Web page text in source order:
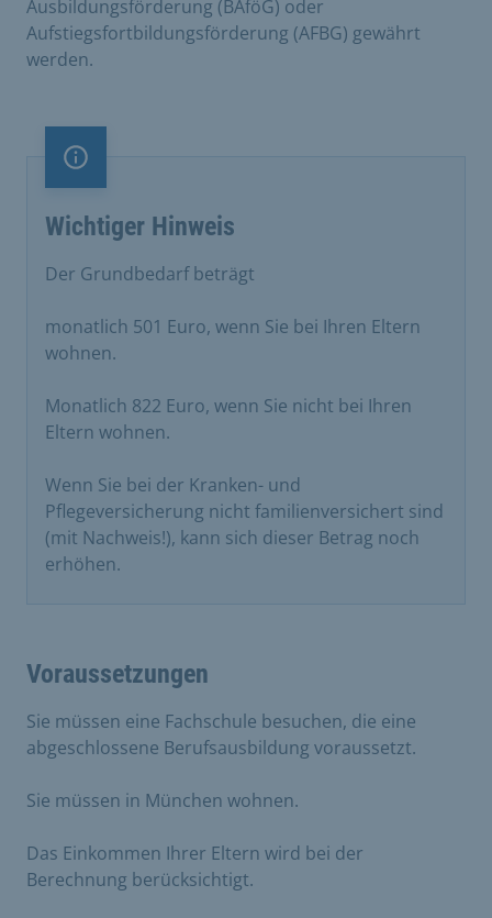
Ausbildungsförderung (BAföG) oder
Aufstiegsfortbildungsförderung (AFBG) gewährt
werden.
Information
Wichtiger Hinweis
Der Grundbedarf beträgt
monatlich 501 Euro, wenn Sie bei Ihren Eltern
wohnen.
Monatlich 822 Euro, wenn Sie nicht bei Ihren
Eltern wohnen.
Wenn Sie bei der Kranken- und
Pflegeversicherung nicht familienversichert sind
(mit Nachweis!), kann sich dieser Betrag noch
erhöhen.
Voraussetzungen
Sie müssen eine Fachschule besuchen, die eine
abgeschlossene Berufsausbildung voraussetzt.
Sie müssen in München wohnen.
Das Einkommen Ihrer Eltern wird bei der
Berechnung berücksichtigt.